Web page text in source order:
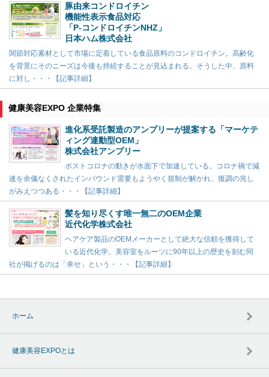
豚由来コンドロイチン
機能性表示食品対応
「P-コンドロイチンNHZ」
日本ハム株式会社
関節対応素材として市場に定着している食品原料のコンドロイチン。高齢化
を背景にそのニーズは今後も持続することが見込まれる。そうした中、原料
に対し・・・【記事詳細】
健康美容EXPO 企業特集
進化系受託製造のアンプリーが提案する「マーケテ
ィング連動型OEM」
株式会社アンプリー
ポストコロナの動きが水面下で加速している。コロナ禍で減
速を余儀なくされたインバウンド需要もようやく規制が解かれ、復調の兆し
がみえつつある・・・【記事詳細】
髪を知り尽くす唯一無二のOEM企業
近代化学株式会社
ヘアケア製品のOEMメーカーとして絶大な信頼を獲得して
いる近代化学。美容室をルーツに90年以上の歴史を刻む同
社が掲げるのは「幸せ」という・・・【記事詳細】
ホーム
健康美容EXPOとは